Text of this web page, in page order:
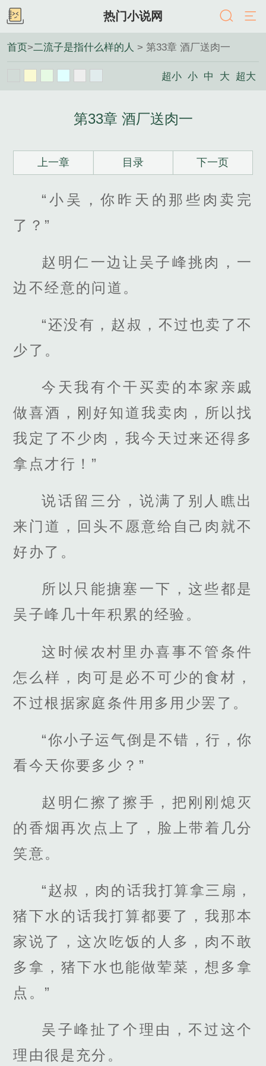
热门小说网
首页>二流子是指什么样的人 > 第33章 酒厂送肉一
超小 小 中 大 超大
第33章 酒厂送肉一
上一章 目录 下一页
“小吴，你昨天的那些肉卖完
了？”
赵明仁一边让吴子峰挑肉，一
边不经意的问道。
“还没有，赵叔，不过也卖了不
少了。
今天我有个干买卖的本家亲戚
做喜酒，刚好知道我卖肉，所以找
我定了不少肉，我今天过来还得多
拿点才行！”
说话留三分，说满了别人瞧出
来门道，回头不愿意给自己肉就不
好办了。
所以只能搪塞一下，这些都是
吴子峰几十年积累的经验。
这时候农村里办喜事不管条件
怎么样，肉可是必不可少的食材，
不过根据家庭条件用多用少罢了。
“你小子运气倒是不错，行，你
看今天你要多少？”
赵明仁擦了擦手，把刚刚熄灭
的香烟再次点上了，脸上带着几分
笑意。
“赵叔，肉的话我打算拿三扇，
猪下水的话我打算都要了，我那本
家说了，这次吃饭的人多，肉不敢
多拿，猪下水也能做荤菜，想多拿
点。”
吴子峰扯了个理由，不过这个
理由很是充分。